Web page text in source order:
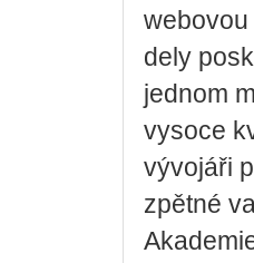
de­ly
jed­nom
vy­so­ce
vý­vo­já­ři
zpět­né